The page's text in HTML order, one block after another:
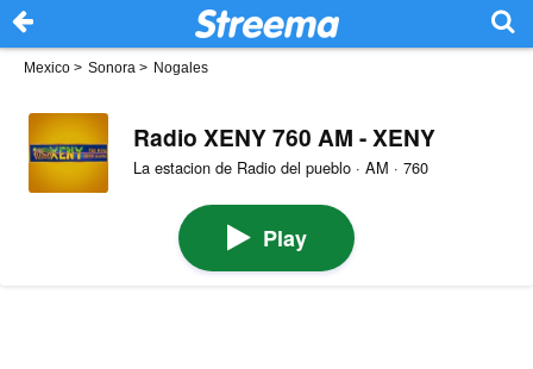
Mexico > Sonora > Nogales
Radio XENY 760 AM - XENY
La estacion de Radio del pueblo · AM · 760
Play